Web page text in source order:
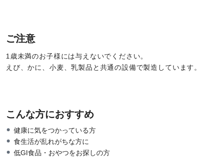
ご注意
1歳未満のお子様には与えないでください。
えび、かに、小麦、乳製品と共通の設備で製造しています。
こんな方におすすめ
健康に気をつかっている方
食生活が乱れがちな方に
低GI食品・おやつをお探しの方